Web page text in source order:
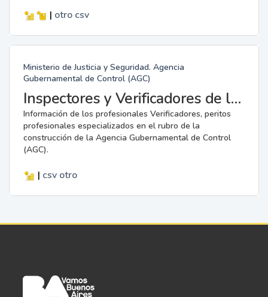
| otro csv
Ministerio de Justicia y Seguridad. Agencia
Gubernamental de Control (AGC)
Inspectores y Verificadores de la AGC
Información de los profesionales Verificadores, peritos
profesionales especializados en el rubro de la
construcción de la Agencia Gubernamental de Control
(AGC).
| csv otro